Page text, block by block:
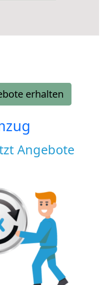
erhalten
Angebote